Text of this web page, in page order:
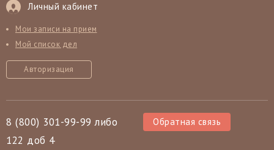
Личный кабинет
Мои записи на прием
Мой список дел
Авторизация
8 (800) 301-99-99 либо
122 доб 4
Обратная связь